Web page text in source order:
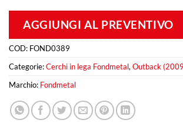
AGGIUNGI AL PREVENTIVO
COD: FOND0389
Categorie:Cerchi in lega Fondmetal, Outback
Marchio: Fondmetal